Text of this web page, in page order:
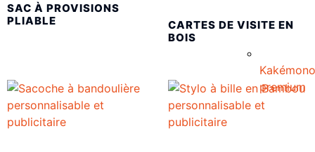
Kakémono
premium
SAC À PROVISIONS
PLIABLE
CARTES DE VISITE EN
BOIS